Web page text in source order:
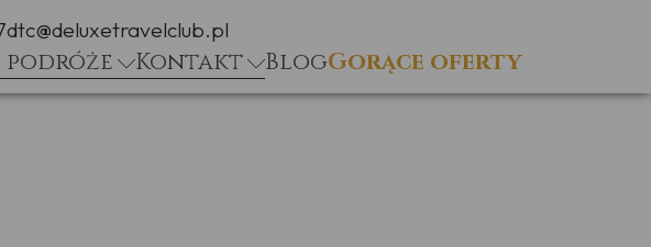
dtc@deluxetravelclub.pl
podróże Kontakt BlogGorące oferty